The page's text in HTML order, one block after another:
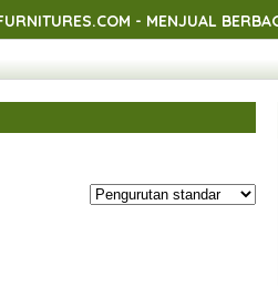
- MENJUAL BERBAGAI
- MENJUAL BERBAGAI
- MENJUAL BERBAGAI